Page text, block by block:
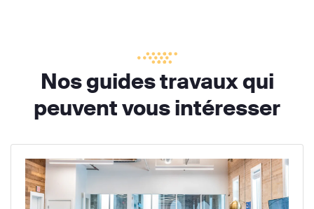
Nos guides travaux qui
peuvent vous intéresser